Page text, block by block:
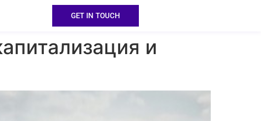
GET IN TOUCH
и